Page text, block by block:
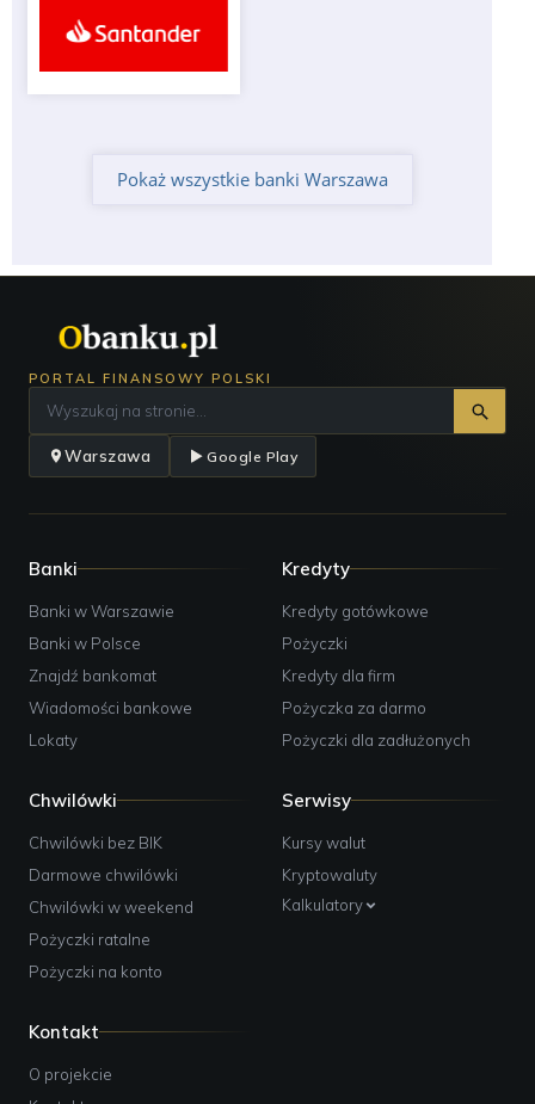
Pokaż wszystkie banki Warszawa
PORTAL FINANSOWY POLSKI
Warszawa Google Play
Banki
Banki w Warszawie
Banki w Polsce
Znajdź bankomat
Wiadomości bankowe
Lokaty
Kredyty
Kredyty gotówkowe
Pożyczki
Kredyty dla firm
Pożyczka za darmo
Pożyczki dla zadłużonych
Chwilówki
Chwilówki bez BIK
Darmowe chwilówki
Chwilówki w weekend
Pożyczki ratalne
Pożyczki na konto
Serwisy
Kursy walut
Kryptowaluty
Kalkulatory
Kontakt
O projekcie